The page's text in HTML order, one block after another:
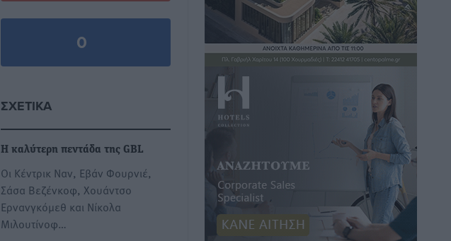
0
ΣΧΕΤΙΚΆ
Η καλύτερη πεντάδα της GBL
Οι Κέντρικ Ναν, Εβάν Φουρνιέ,
Σάσα Βεζένκοφ, Χουάντσο
Ερνανγκόμεθ και Νίκολα
Μιλουτίνοφ…